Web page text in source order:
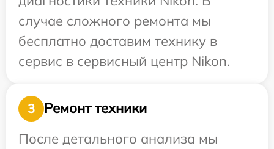
случае сложного ремонта мы
бесплатно доставим технику в
сервис в сервисный центр Nikon.
3
Ремонт техники
После детального анализа мы